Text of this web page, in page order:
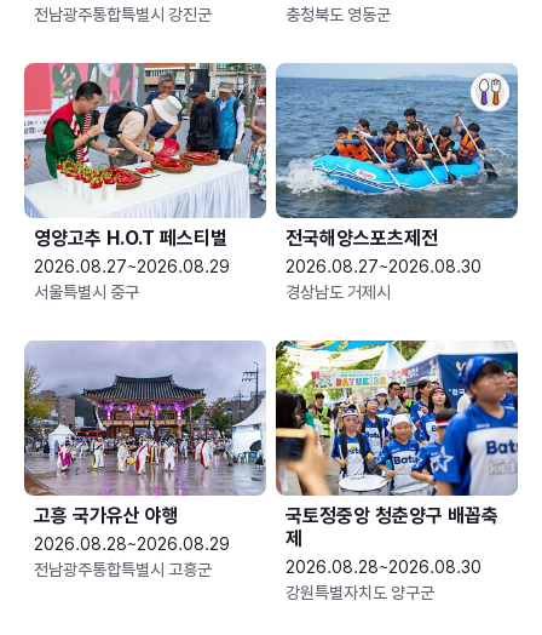
전남광주통합특별시 강진군 충청북도 영동군
영양고추 H.O.T 페스티벌
2026.08.27~2026.08.29
서울특별시 중구
전국해양스포츠제전
2026.08.27~2026.08.30
경상남도 거제시
고흥 국가유산 야행
2026.08.28~2026.08.29
전남광주통합특별시 고흥군
국토정중앙 청춘양구 배꼽축
제
2026.08.28~2026.08.30
강원특별자치도 양구군